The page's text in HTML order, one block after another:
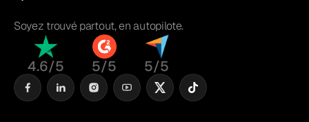
Soyez trouvé partout, en autopilote.
4.6/5 5/5 5/5